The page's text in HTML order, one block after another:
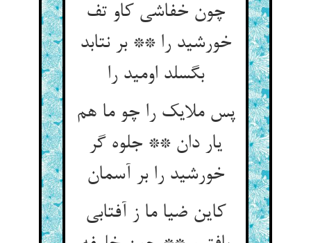
چون خفاشی کاو تف
خورشید را ** بر نتابد
بگسلد اومید را
پس ملایک را چو ما هم
یار دان ** جلوه گر
کاین ضیا ما ز آفتابی